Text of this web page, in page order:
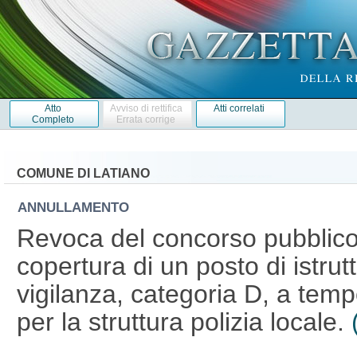
Atto
Completo
Avviso di rettifica
Errata corrige
Atti correlati
COMUNE DI LATIANO
ANNULLAMENTO
Revoca del concorso
copertura di un posto di
vigilanza, categoria D, a
per la struttura polizia locale.